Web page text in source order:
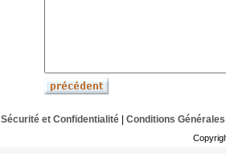
Sécurité et Confidentialité| Conditions Générales